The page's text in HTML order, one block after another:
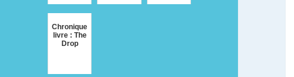
Chronique
livre : The
Drop